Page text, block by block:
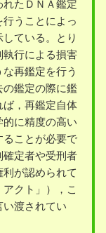
たＤＮＡ鑑定
うことによっ
ている。とり
執行による損害
再鑑定を行う
鑑定の際に鑑
ば，再鑑定自体
に精度の高い
ことが必要で
確定者や受刑者
が認められて
クト」），こ
渡されてい